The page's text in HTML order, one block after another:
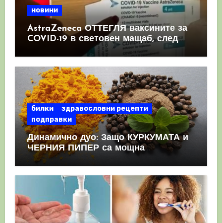
новини
AstraZeneca ОТТЕГЛЯ ваксините за
COVID-19 в световен мащаб, след
като призна, че те причиняват
билки
здравословни рецепти
подправки
Динамично дуо: Защо КУРКУМАТА и
ЧЕРНИЯ ПИПЕР са мощна
комбинация